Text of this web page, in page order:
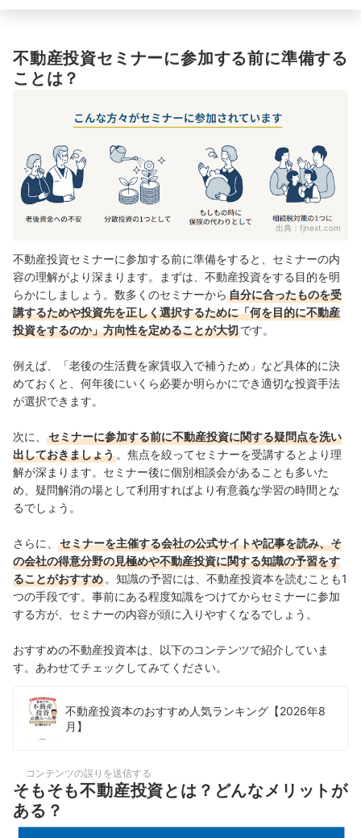
不動産投資セミナーに参加する前に準備する
ことは？
出典： fjnext.com
不動産投資セミナーに参加する前に準備をすると、セミナーの内
容の理解がより深まります。まずは、不動産投資をする目的を明
らかにしましょう。数多くのセミナーから 自分に合ったものを受
講するためや投資先を正しく選択するために「何を目的に不動産
投資をするのか」方向性を定めることが大切です。
例えば、「老後の生活費を家賃収入で補うため」など具体的に決
めておくと、何年後にいくら必要か明らかにでき適切な投資手法
が選択できます。
次に、
セミナーに参加する前に不動産投資に関する疑問点を洗い
出しておきましょう 。焦点を絞ってセミナーを受講するとより理
解が深まります。セミナー後に個別相談会があることも多いた
め、疑問解消の場として利用すればより有意義な学習の時間とな
るでしょう。
さらに、
セミナーを主催する会社の公式サイトや記事を読み、そ
の会社の得意分野の見極めや不動産投資に関する知識の予習をす
ることがおすすめ 。知識の予習には、不動産投資本を読むことも1
つの手段です。事前にある程度知識をつけてからセミナーに参加
する方が、セミナーの内容が頭に入りやすくなるでしょう。
おすすめの不動産投資本は、以下のコンテンツで紹介していま
す。あわせてチェックしてみてください。
不動産投資本のおすすめ人気ランキング【2026年8
月】
コンテンツの誤りを送信する
そもそも不動産投資とは？どんなメリットが
ある？